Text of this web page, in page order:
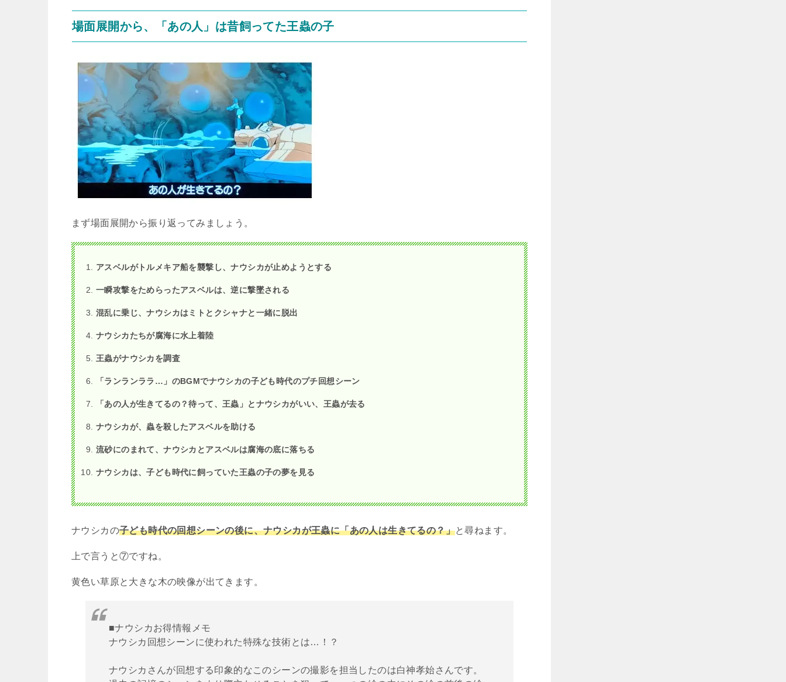
場面展開から、「あの人」は昔飼ってた王蟲の子
まず場面展開から振り返ってみましょう。
アスベルがトルメキア船を襲撃し、ナウシカが止めようとする
一瞬攻撃をためらったアスベルは、逆に撃墜される
混乱に乗じ、ナウシカはミトとクシャナと一緒に脱出
ナウシカたちが腐海に水上着陸
王蟲がナウシカを調査
「ランランララ…」のBGMでナウシカの子ども時代のプチ回想シーン
「あの人が生きてるの？待って、王蟲」とナウシカがいい、王蟲が去る
ナウシカが、蟲を殺したアスベルを助ける
流砂にのまれて、ナウシカとアスベルは腐海の底に落ちる
ナウシカは、子ども時代に飼っていた王蟲の子の夢を見る
ナウシカの子ども時代の回想シーンの後に、ナウシカが王蟲に「あの人は生きてるの？」と尋ねます。
上で言うと⑦ですね。
黄色い草原と大きな木の映像が出てきます。
■ナウシカお得情報メモ
ナウシカ回想シーンに使われた特殊な技術とは…！？
ナウシカさんが回想する印象的なこのシーンの撮影を担当したのは白神孝始さんです。